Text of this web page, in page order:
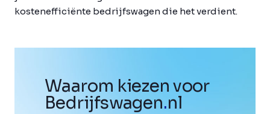
kostenefficiënte bedrijfswagen die het verdient.
Waarom kiezen voor
Bedrijfswagen.nl